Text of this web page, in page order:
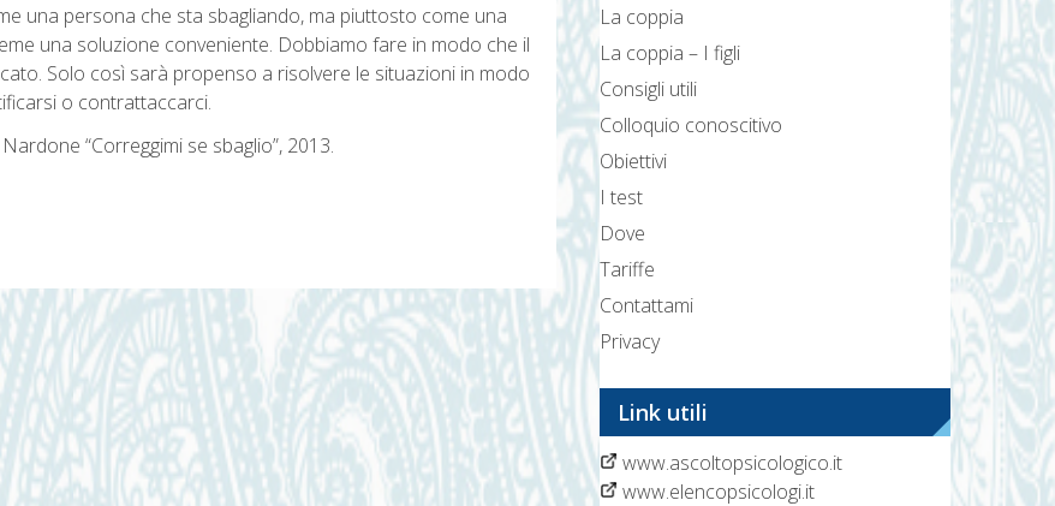
una persona che sta sbagliando, ma piuttosto come una
una soluzione conveniente. Dobbiamo fare in modo che il
Solo così sarà propenso a risolvere le situazioni in modo
o contrattaccarci.
“Correggimi se sbaglio”, 2013.
La coppia
La coppia – I figli
Consigli utili
Colloquio conoscitivo
Obiettivi
I test
Dove
Tariffe
Contattami
Privacy
Link utili
www.ascoltopsicologico.it
www.elencopsicologi.it